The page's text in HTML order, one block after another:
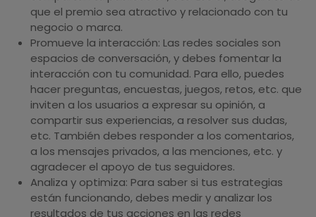
que el premio sea atractivo y relacionado con tu
negocio o marca.
Promueve la interacción: Las redes sociales son
espacios de conversación, y debes fomentar la
interacción con tu comunidad. Para ello, puedes
hacer preguntas, encuestas, juegos, retos, etc. que
inviten a los usuarios a expresar su opinión, a
compartir sus experiencias, a resolver sus dudas,
etc. También debes responder a los comentarios,
a los mensajes privados, a las menciones, etc. y
agradecer el apoyo de tus seguidores.
Analiza y optimiza: Para saber si tus estrategias
están funcionando, debes medir y analizar los
resultados de tus acciones en las redes